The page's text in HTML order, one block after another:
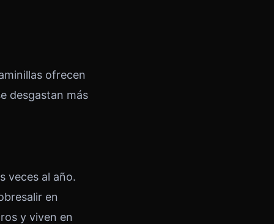
ofrecen
desgastan más
veces al año.
en
y viven en